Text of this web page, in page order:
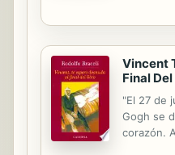
la trilogía
Piedra
y la
obra de
valiente
Vincent
Final
"El 27 de
Gogh se
corazón.
tres